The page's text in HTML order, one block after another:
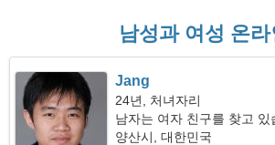
남성과 여성 온라
Jang
24년, 처녀자리
남자는 여자 친구를 찾고 있
양산시, 대한민국